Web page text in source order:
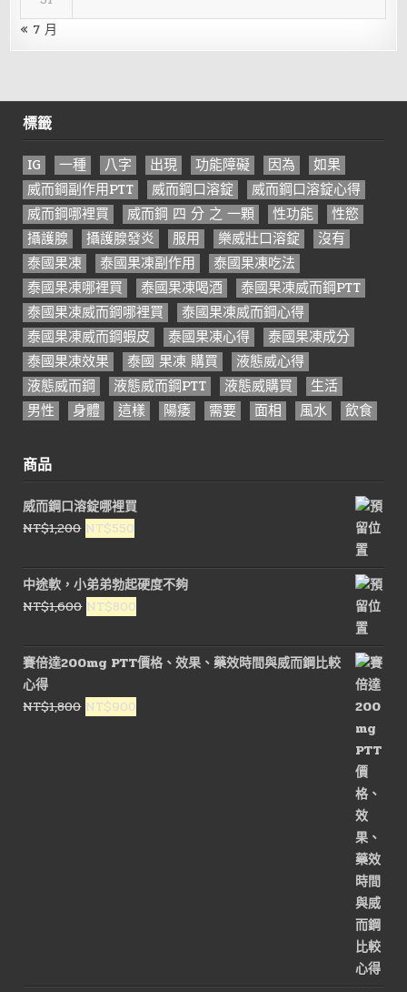
« 7 月
標籤
IG 一種 八字 出現 功能障礙 因為
如果
威而鋼副作用PTT
威而鋼口溶錠
威而鋼口溶錠心得
威而鋼哪裡買
威而鋼 四 分 之 一顆 性功能
性慾
攝護腺
攝護腺發炎 服用 樂威壯口溶錠
沒有
泰國果凍
泰國果凍副作用
泰國果凍吃法
泰國果凍哪裡買
泰國果凍喝酒
泰國果凍威而鋼PTT
泰國果凍威而鋼哪裡買
泰國果凍威而鋼心得
泰國果凍威而鋼蝦皮
泰國果凍心得
泰國果凍成分
泰國果凍效果
泰國 果凍 購買
液態威心得
液態威而鋼
液態威而鋼PTT 液態威購買
生活
男性
身體 這樣 陽痿 需要 面相 風水 飲食
商品
威而鋼口溶錠哪裡買
NT$1,200 原
價
格：
NT$1,200。
NT$550
價
格：
NT$550。
中途軟，小弟弟勃起硬度不夠
NT$1,600 原
價
格：
NT$1,600。
NT$800
價
格：
NT$800。
賽倍達200mg PTT價格、效果、藥效時間與威而鋼比較
心得
NT$1,800 原
NT$900